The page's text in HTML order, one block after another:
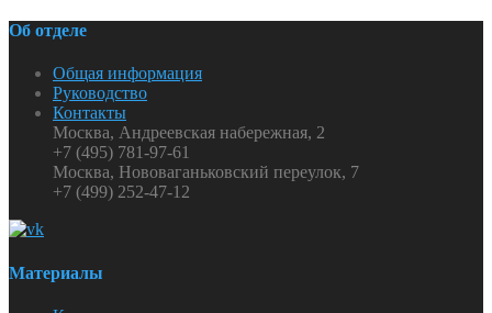
Об отделе
Общая информация
Руководство
Контакты
Москва, Андреевская набережная, 2
+7 (495) 781-97-61
Москва, Нововаганьковский переулок, 7
+7 (499) 252-47-12
Материалы